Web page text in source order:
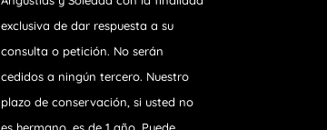
exclusiva de dar respuesta a su
consulta o petición. No serán
cedidos a ningún tercero. Nuestro
plazo de conservación, si usted no